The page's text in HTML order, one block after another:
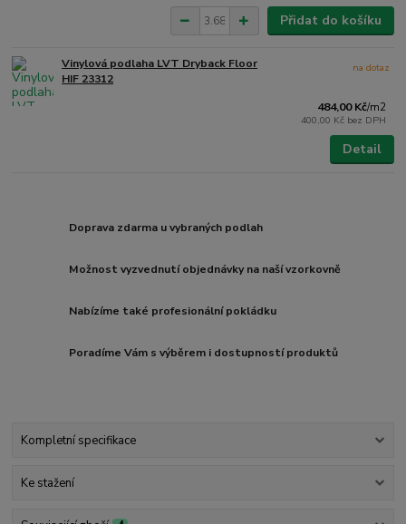
Přidat do košíku
Vinylová podlaha LVT Dryback Floor
HIF 23312
484,00 Kč/m2
400,00 Kč bez DPH
na dotaz
Detail
Doprava zdarma u vybraných podlah
Možnost vyzvednutí objednávky na naší vzorkovně
Nabízíme také profesionální pokládku
Poradíme Vám s výběrem i dostupností produktů
Kompletní specifikace
Ke stažení